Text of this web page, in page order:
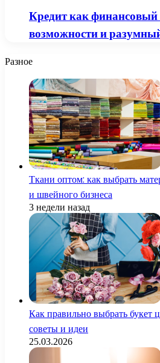
Кредит как финансовый
возможности и
Разное
Ткани оптом: как выбрать
и швейного бизнеса
3 недели назад
Как правильно выбрать букет
советы и идеи
25.03.2026